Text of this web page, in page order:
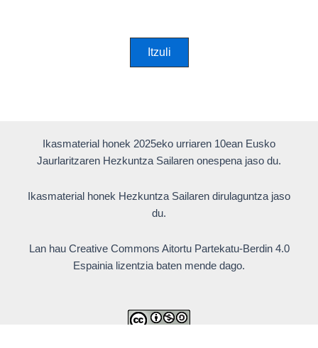
Itzuli
Ikasmaterial honek 2025eko urriaren 10ean Eusko
Jaurlaritzaren Hezkuntza Sailaren onespena jaso du.
Ikasmaterial honek Hezkuntza Sailaren dirulaguntza jaso
du.
Lan hau Creative Commons Aitortu Partekatu-Berdin 4.0
Espainia lizentzia baten mende dago.